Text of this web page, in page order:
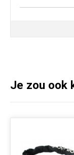
Je zou ook